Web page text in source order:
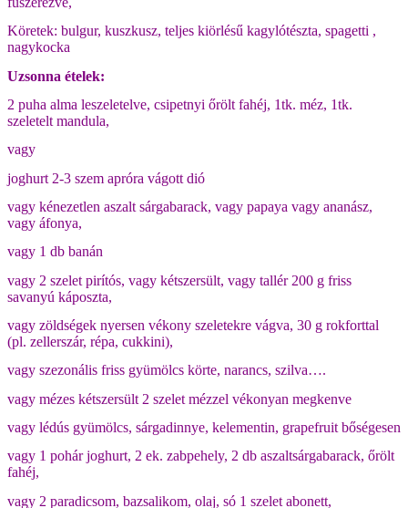
Köretek: bulgur, kuszkusz, teljes kiörlésű kagylótészta, spagetti ,
nagykocka
Uzsonna ételek:
2 puha alma leszeletelve, csipetnyi őrölt fahéj, 1tk. méz, 1tk.
szeletelt mandula,
vagy
joghurt 2-3 szem apróra vágott dió
vagy kénezetlen aszalt sárgabarack, vagy papaya vagy ananász,
vagy áfonya,
vagy 1 db banán
vagy 2 szelet pirítós, vagy kétszersült, vagy tallér 200 g friss
savanyú káposzta,
vagy zöldségek nyersen vékony szeletekre vágva, 30 g rokforttal
(pl. zellerszár, répa, cukkini),
vagy szezonális friss gyümölcs körte, narancs, szilva….
vagy mézes kétszersült 2 szelet mézzel vékonyan megkenve
vagy lédús gyümölcs, sárgadinnye, kelementin, grapefruit bőségesen
vagy 1 pohár joghurt, 2 ek. zabpehely, 2 db aszaltsárgabarack, őrölt
fahéj,
vagy 2 paradicsom, bazsalikom, olaj, só 1 szelet abonett,